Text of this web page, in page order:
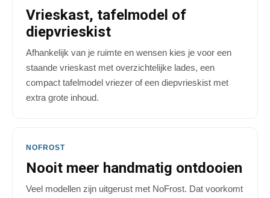
Vrieskast, tafelmodel of
diepvrieskist
Afhankelijk van je ruimte en wensen kies je voor een
staande vrieskast met overzichtelijke lades, een
compact tafelmodel vriezer of een diepvrieskist met
extra grote inhoud.
NOFROST
Nooit meer handmatig ontdooien
Veel modellen zijn uitgerust met NoFrost. Dat voorkomt